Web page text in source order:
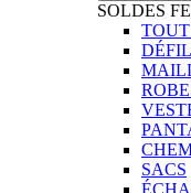
SOLDES
SACS